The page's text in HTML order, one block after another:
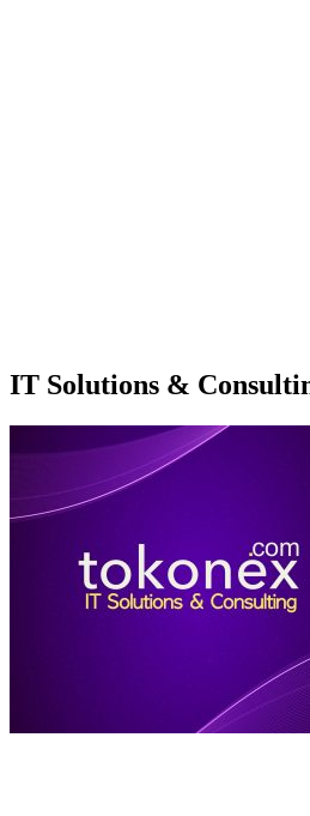
IT Solutions &